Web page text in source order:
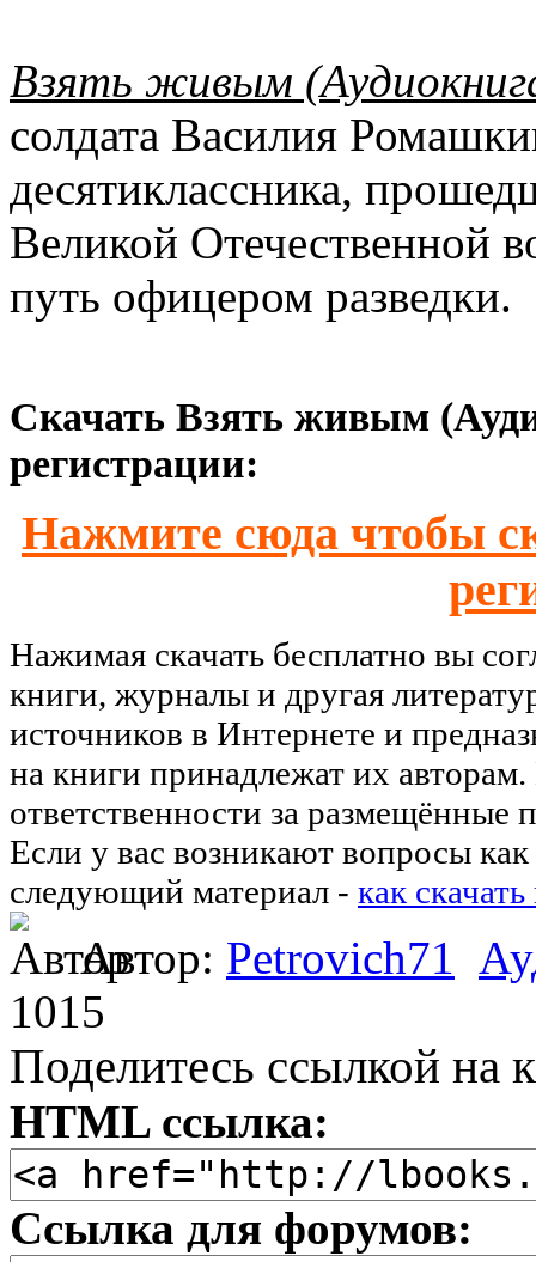
Взять живым
солдата Василия
десятиклассника,
Великой Отечественной
путь офицером разведки.
Скачать Взять живым
регистрации:
Нажмите сюда чтобы
Нажимая скачать бесплатно вы
книги, журналы и другая
источников в Интернете и
на книги принадлежат их
ответственности за размещённые
Если у вас возникают вопросы как
следующий материал - как
Автор: Petrovich71
1015
Поделитесь ссылкой на
HTML ссылка:
Ссылка для форумов: